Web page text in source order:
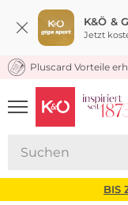
K&Ö &
Jetzt
Pluscard Vorteile
UNSERE APP
CLICK &
BIS